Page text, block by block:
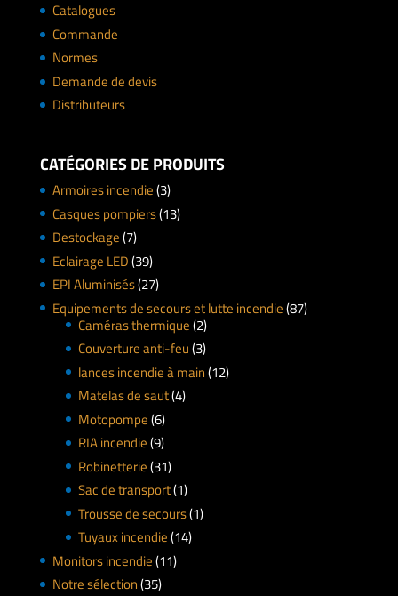
Catalogues
Commande
Normes
Demande de devis
Distributeurs
CATÉGORIES DE PRODUITS
Armoires incendie(3)
Casques pompiers(13)
Destockage(7)
Eclairage LED(39)
EPI Aluminisés(27)
Equipements de secours et lutte incendie(87)
Caméras thermique(2)
Couverture anti-feu(3)
lances incendie à main(12)
Matelas de saut(4)
Motopompe(6)
RIA incendie(9)
Robinetterie(31)
Sac de transport(1)
Trousse de secours(1)
Tuyaux incendie(14)
Monitors incendie(11)
Notre sélection(35)